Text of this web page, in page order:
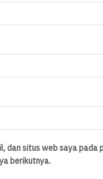
dan situs web saya pada
berikutnya.